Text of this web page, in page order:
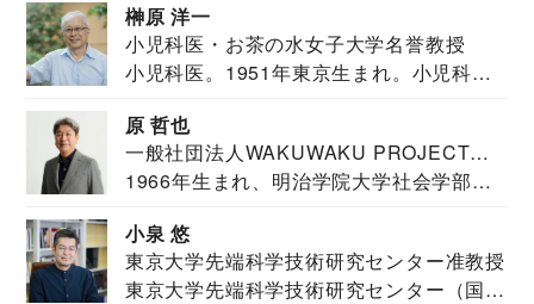
榊原 洋一
小児科医・お茶の水女子大学名誉教授
小児科医。1951年東京生まれ。小児科
原 哲也
一般社団法人WAKUWAKU PROJECT
JAPAN代表・言語聴覚士・社会福祉士
1966年生まれ、明治学院大学社会学部福
小泉 悠
東京大学先端科学技術研究センター准教授
東京大学先端科学技術研究センター（国際